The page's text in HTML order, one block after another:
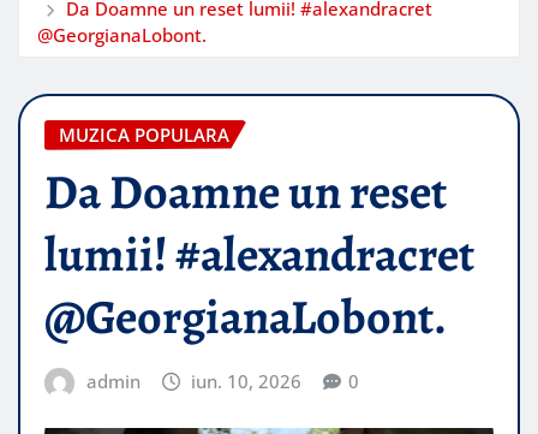
Da Doamne un reset lumii! #alexandracret
@GeorgianaLobont.
MUZICA POPULARA
Da Doamne un reset
lumii! #alexandracret
@GeorgianaLobont.
admin iun. 10, 2026 0